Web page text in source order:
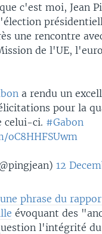
c'est moi, Jean
une rencontre
de l'UE,
a rendu un
pour la
celui-ci. #Gabon
oC8HHFSUwm
12
phrase du
évoquant des
l'intégrité du